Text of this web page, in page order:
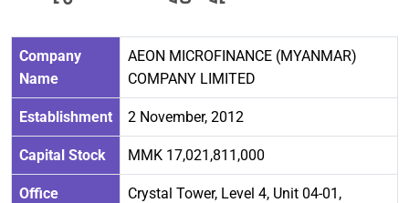
Company
Name
AEON MICROFINANCE (MYANMAR)
COMPANY LIMITED
Establishment 2 November, 2012
Capital Stock MMK 17,021,811,000
Office
Crystal Tower, Level 4, Unit 04-01,